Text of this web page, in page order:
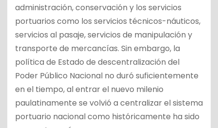
administración, conservación y los servicios
portuarios como los servicios técnicos-náuticos,
servicios al pasaje, servicios de manipulación y
transporte de mercancías. Sin embargo, la
política de Estado de descentralización del
Poder Público Nacional no duró suficientemente
en el tiempo, al entrar el nuevo milenio
paulatinamente se volvió a centralizar el sistema
portuario nacional como históricamente ha sido